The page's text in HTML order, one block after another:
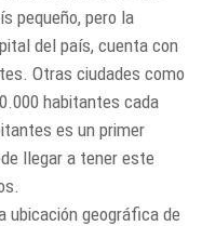
pequeño, pero la
del país, cuenta con
Otras ciudades como
habitantes cada
es un primer
llegar a tener este
ubicación geográfica de